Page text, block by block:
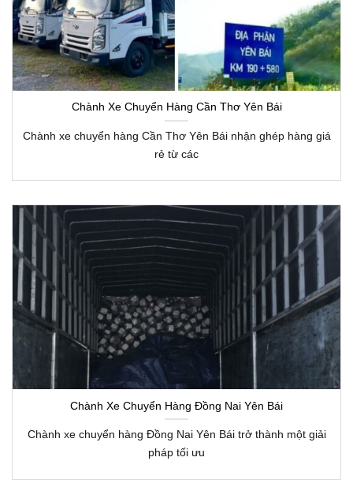
Chành Xe Chuyển Hàng Cần Thơ Yên Bái
Chành xe chuyển hàng Cần Thơ Yên Bái nhận ghép hàng giá
rẻ từ các
Chành Xe Chuyển Hàng Đồng Nai Yên Bái
Chành xe chuyển hàng Đồng Nai Yên Bái trở thành một giải
pháp tối ưu